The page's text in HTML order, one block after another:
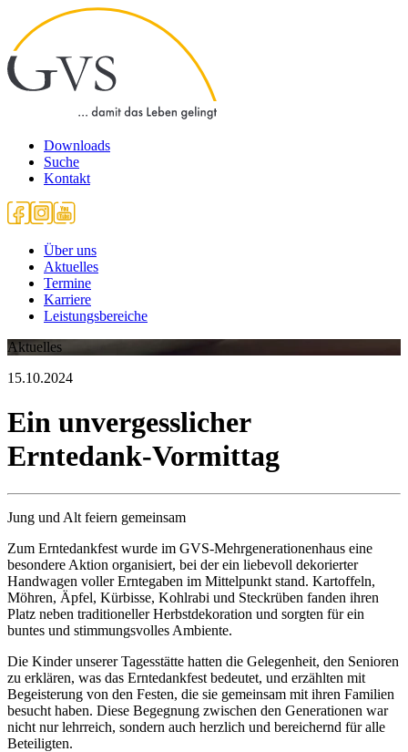
Downloads
Suche
Kontakt
Über uns
Aktuelles
Termine
Karriere
Leistungsbereiche
Aktuelles
15.10.2024
Ein unvergesslicher
Erntedank-Vormittag
Jung und Alt feiern gemeinsam
Zum Erntedankfest wurde im GVS-Mehrgenerationenhaus eine
besondere Aktion organisiert, bei der ein liebevoll dekorierter
Handwagen voller Erntegaben im Mittelpunkt stand. Kartoffeln,
Möhren, Äpfel, Kürbisse, Kohlrabi und Steckrüben fanden ihren
Platz neben traditioneller Herbstdekoration und sorgten für ein
buntes und stimmungsvolles Ambiente.
Die Kinder unserer Tagesstätte hatten die Gelegenheit, den Senioren
zu erklären, was das Erntedankfest bedeutet, und erzählten mit
Begeisterung von den Festen, die sie gemeinsam mit ihren Familien
besucht haben. Diese Begegnung zwischen den Generationen war
nicht nur lehrreich, sondern auch herzlich und bereichernd für alle
Beteiligten.